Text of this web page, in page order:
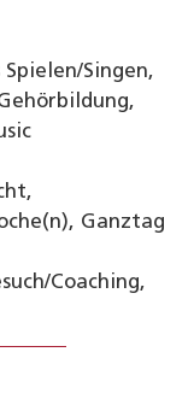
Singen,
Ganztag
Coaching,